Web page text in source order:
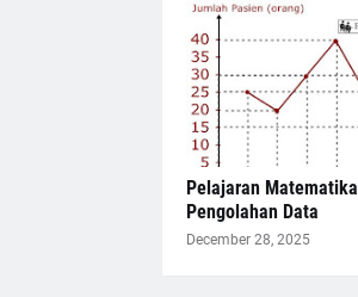
Pelajaran Matematika
Pengolahan Data
December 28, 2025